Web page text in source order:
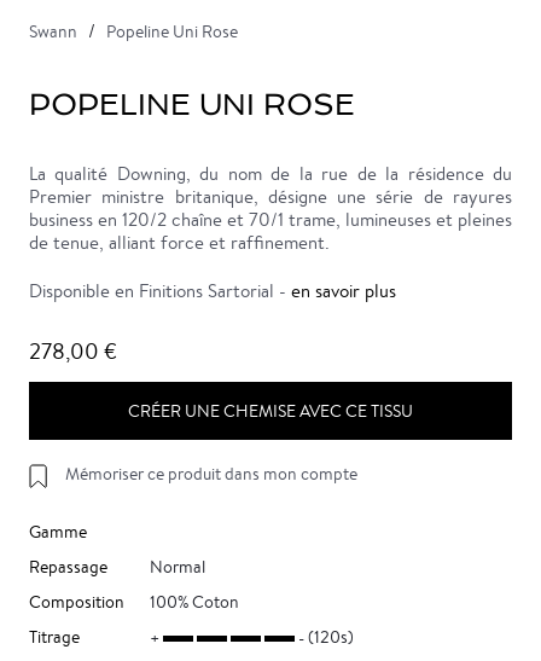
Swann Popeline Uni Rose
POPELINE UNI ROSE
La qualité Downing, du nom de la rue de la résidence du
Premier ministre britanique, désigne une série de rayures
business en 120/2 chaîne et 70/1 trame, lumineuses et pleines
de tenue, alliant force et raffinement.
Disponible en Finitions Sartorial - en savoir plus
278,00 €
CRÉER UNE CHEMISE AVEC CE TISSU
Mémoriser ce produit dans mon compte
Gamme
Repassage
Normal
Composition
100% Coton
Titrage
(120s)